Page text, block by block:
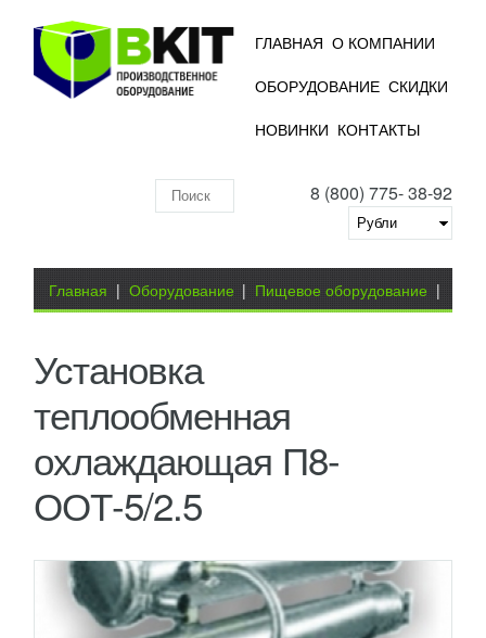
ГЛАВНАЯ О КОМПАНИИ
ОБОРУДОВАНИЕ СКИДКИ
НОВИНКИ КОНТАКТЫ
8 (800) 775- 38-92
складу
Вы здесь
Главная | Оборудование | Пищевое оборудование |
теплообменная охлаждающая П8-ООТ-5/2.5
Установка
теплообменная
охлаждающая П8-
ООТ-5/2.5